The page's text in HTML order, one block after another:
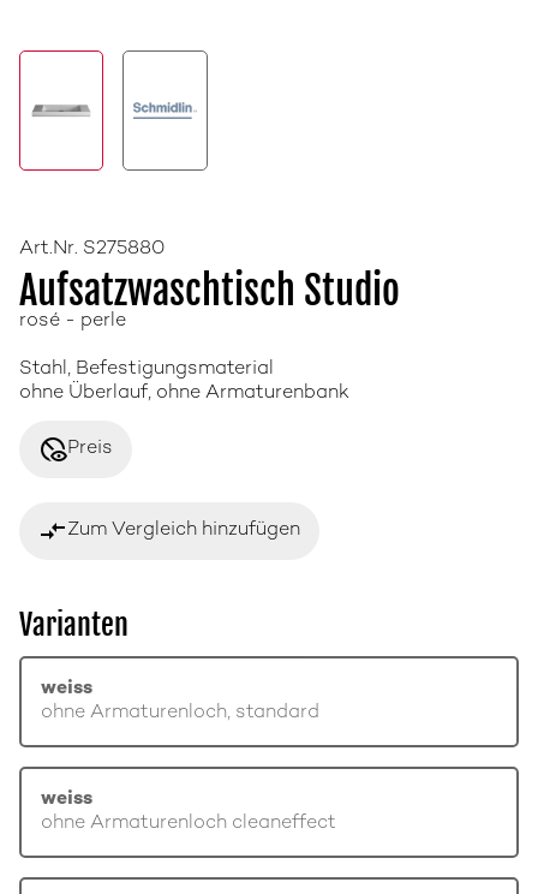
Art.Nr. S275880
Aufsatzwaschtisch Studio
rosé - perle
Stahl, Befestigungsmaterial
ohne Überlauf, ohne Armaturenbank
disabled_visiblePreis
compare_arrowsZum Vergleich hinzufügen
Varianten
weiss
ohne Armaturenloch, standard
weiss
ohne Armaturenloch cleaneffect